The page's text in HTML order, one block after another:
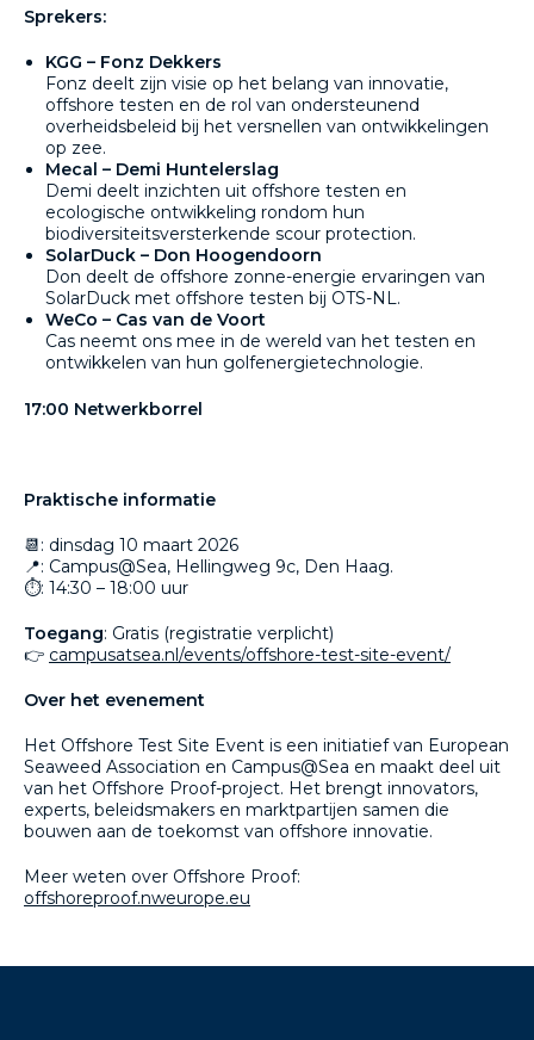
Sprekers:
KGG – Fonz Dekkers
Fonz deelt zijn visie op het belang van innovatie,
offshore testen en de rol van ondersteunend
overheidsbeleid bij het versnellen van ontwikkelingen
op zee.
Mecal – Demi Huntelerslag
Demi deelt inzichten uit offshore testen en
ecologische ontwikkeling rondom hun
biodiversiteitsversterkende scour protection.
SolarDuck – Don Hoogendoorn
Don deelt de offshore zonne-energie ervaringen van
SolarDuck met offshore testen bij OTS-NL.
WeCo – Cas van de Voort
Cas neemt ons mee in de wereld van het testen en
ontwikkelen van hun golfenergie­technologie.
17:00 Netwerkborrel
Praktische informatie
📆: dinsdag 10 maart 2026
📍: Campus@Sea, Hellingweg 9c, Den Haag.
⏱️: 14:30 – 18:00 uur
Toegang: Gratis (registratie verplicht)
👉 campusatsea.nl/events/offshore-test-site-event/
Over het evenement
Het Offshore Test Site Event is een initiatief van European
Seaweed Association en Campus@Sea en maakt deel uit
van het Offshore Proof-project. Het brengt innovators,
experts, beleidsmakers en marktpartijen samen die
bouwen aan de toekomst van offshore innovatie.
Meer weten over Offshore Proof:
offshoreproof.nweurope.eu